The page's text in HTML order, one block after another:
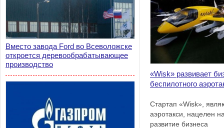
Вместо завода Ford во Всеволожске
откроется деревообрабатывающее
производство
«Wisk» развивает
беспилотного
Стартап «Wisk»,
аэротакси, нацелен
развитие бизнеса